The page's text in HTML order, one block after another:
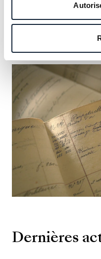
notre héritage et
Dernières